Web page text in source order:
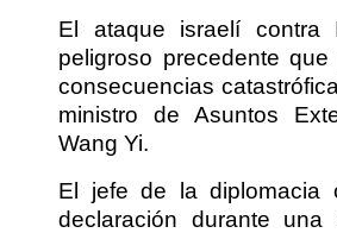
El ataque israelí contra
peligroso precedente
consecuencias
ministro de Asuntos
Wang Yi.
El jefe de la diplomacia
declaración durante una